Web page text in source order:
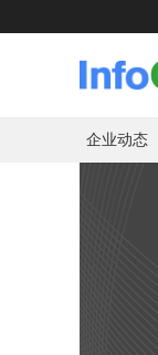
企业动态